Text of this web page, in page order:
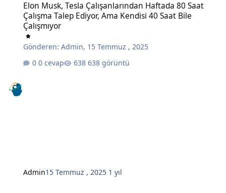
Elon Musk, Tesla Çalışanlarından Haftada 80 Saat
Çalışma Talep Ediyor, Ama Kendisi 40 Saat Bile
Çalışmıyor
Gönderen:Admin, 15 Temmuz , 2025
0 cevap
638 görüntü
Admin15 Temmuz , 2025 1 yıl